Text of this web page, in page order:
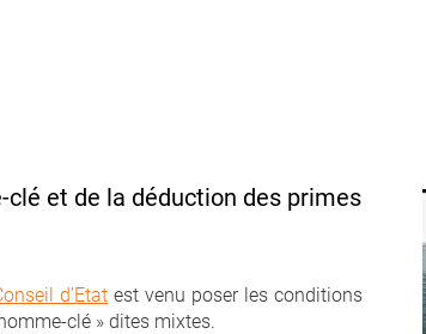
clé et de la déduction des primes
d’Etat est venu poser les conditions
clé » dites mixtes.